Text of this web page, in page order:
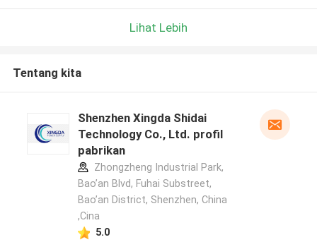
Lihat Lebih
Tentang kita
Shenzhen Xingda Shidai
Technology Co., Ltd. profil
pabrikan
Zhongzheng Industrial Park,
Bao’an Blvd, Fuhai Substreet,
Bao’an District, Shenzhen, China
,Cina
5.0